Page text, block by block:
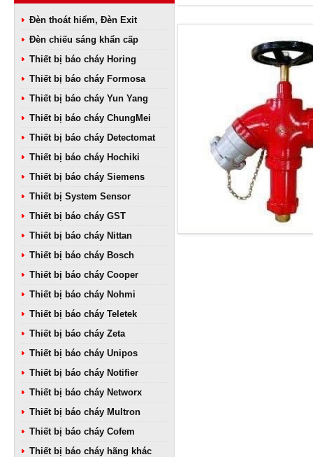
Đèn thoát hiểm, Đèn Exit
Đèn chiếu sáng khẩn cấp
Thiết bị báo cháy Horing
Thiết bị báo cháy Formosa
Thiết bị báo cháy Yun Yang
Thiết bị báo cháy ChungMei
Thiết bị báo cháy Detectomat
Thiết bị báo cháy Hochiki
Thiết bị báo cháy Siemens
Thiết bị System Sensor
Thiết bị báo cháy GST
Thiết bị báo cháy Nittan
Thiết bị báo cháy Bosch
Thiết bị báo cháy Cooper
Thiết bị báo cháy Nohmi
Thiết bị báo cháy Teletek
Thiết bị báo cháy Zeta
Thiết bị báo cháy Unipos
Thiết bị báo cháy Notifier
Thiết bị báo cháy Networx
Thiết bị báo cháy Multron
Thiết bị báo cháy Cofem
Thiết bị báo cháy hãng khác